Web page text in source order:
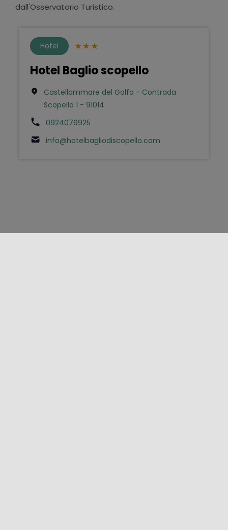
dall'Osservatorio Turistico.
Hotel
Hotel Baglio scopello
Castellammare del Golfo - Contrada
Scopello 1 - 91014
0924076925
info@hotelbagliodiscopello.com